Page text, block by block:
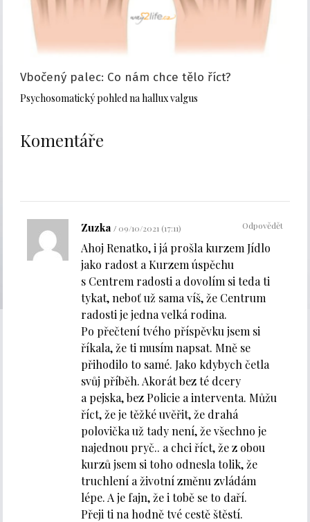
Vbočený palec: Co nám chce tělo říct?
Psychosomatický pohled na hallux valgus
Komentáře
Zuzka 09/10/2021 (17:11)
Ahoj Renatko, i já prošla kurzem Jídlo
jako radost a Kurzem úspěchu
s Centrem radosti a dovolím si teda ti
tykat, neboť už sama víš, že Centrum
radosti je jedna velká rodina.
Po přečtení tvého příspěvku jsem si
říkala, že ti musím napsat. Mně se
přihodilo to samé. Jako kdybych četla
svůj příběh. Akorát bez té dcery
a pejska, bez Policie a interventa. Můžu
říct, že je těžké uvěřit, že drahá
polovička už tady není, že všechno je
najednou pryč.. a chci říct, že z obou
kurzů jsem si toho odnesla tolik, že
truchlení a životní změnu zvládám
lépe. A je fajn, že i tobě se to daří.
Přeji ti na hodně tvé cestě štěstí.
Odpovědět